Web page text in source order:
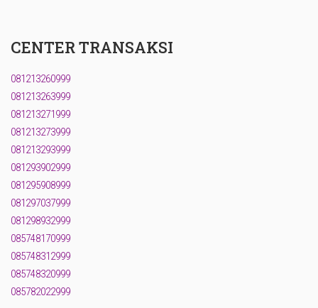
CENTER TRANSAKSI
081213260999
081213263999
081213271999
081213273999
081213293999
081293902999
081295908999
081297037999
081298932999
085748170999
085748312999
085748320999
085782022999